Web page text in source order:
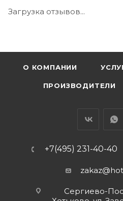
Загрузка отзывов...
О КОМПАНИИ
ПРОИЗВОДИТЕЛИ
+7(495) 231-40-40
Сергиево-